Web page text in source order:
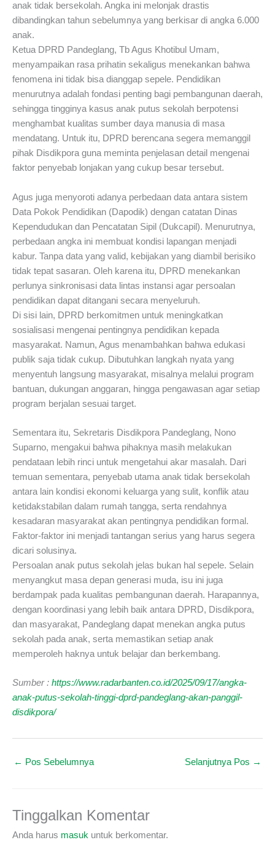
anak tidak bersekolah. Angka ini melonjak drastis
dibandingkan tahun sebelumnya yang berkisar di angka 6.000
anak.
Ketua DPRD Pandeglang, Tb Agus Khotibul Umam,
menyampaikan rasa prihatin sekaligus menekankan bahwa
fenomena ini tidak bisa dianggap sepele. Pendidikan
menurutnya adalah fondasi penting bagi pembangunan daerah,
sehingga tingginya kasus anak putus sekolah berpotensi
menghambat kualitas sumber daya manusia di masa
mendatang. Untuk itu, DPRD berencana segera memanggil
pihak Disdikpora guna meminta penjelasan detail mengenai
faktor penyebab lonjakan yang cukup besar tersebut.
Agus juga menyoroti adanya perbedaan data antara sistem
Data Pokok Pendidikan (Dapodik) dengan catatan Dinas
Kependudukan dan Pencatatan Sipil (Dukcapil). Menurutnya,
perbedaan angka ini membuat kondisi lapangan menjadi
kabur. Tanpa data yang valid, kebijakan yang diambil berisiko
tidak tepat sasaran. Oleh karena itu, DPRD menekankan
perlunya sinkronisasi data lintas instansi agar persoalan
pendidikan dapat ditangani secara menyeluruh.
Di sisi lain, DPRD berkomitmen untuk meningkatkan
sosialisasi mengenai pentingnya pendidikan kepada
masyarakat. Namun, Agus menambahkan bahwa edukasi
publik saja tidak cukup. Dibutuhkan langkah nyata yang
menyentuh langsung masyarakat, misalnya melalui program
bantuan, dukungan anggaran, hingga pengawasan agar setiap
program berjalan sesuai target.
Sementara itu, Sekretaris Disdikpora Pandeglang, Nono
Suparno, mengakui bahwa pihaknya masih melakukan
pendataan lebih rinci untuk mengetahui akar masalah. Dari
temuan sementara, penyebab utama anak tidak bersekolah
antara lain kondisi ekonomi keluarga yang sulit, konflik atau
ketidakstabilan dalam rumah tangga, serta rendahnya
kesadaran masyarakat akan pentingnya pendidikan formal.
Faktor-faktor ini menjadi tantangan serius yang harus segera
dicari solusinya.
Persoalan anak putus sekolah jelas bukan hal sepele. Selain
menyangkut masa depan generasi muda, isu ini juga
berdampak pada kualitas pembangunan daerah. Harapannya,
dengan koordinasi yang lebih baik antara DPRD, Disdikpora,
dan masyarakat, Pandeglang dapat menekan angka putus
sekolah pada anak, serta memastikan setiap anak
memperoleh haknya untuk belajar dan berkembang.
Sumber : https://www.radarbanten.co.id/2025/09/17/angka-
anak-putus-sekolah-tinggi-dprd-pandeglang-akan-panggil-
disdikpora/
← Pos Sebelumnya Selanjutnya Pos →
Tinggalkan Komentar
Anda harus masuk untuk berkomentar.